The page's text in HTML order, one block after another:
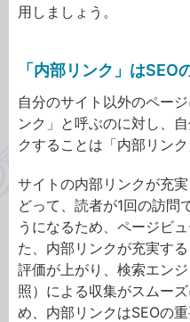
用しましょう。
「内部リンク」はSEO
自分のサイト以外のペー
ンク」と呼ぶのに対し、
クすることは「内部リンク
サイトの内部リンクが充
どって、読者が1回の訪問
うになるため、ページビ
た、内部リンクが充実す
評価が上がり、検索エン
照）による収集がスムー
め、内部リンクはSEOの